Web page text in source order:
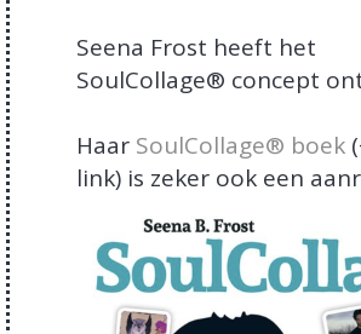
Seena Frost heeft het
SoulCollage® concept
Haar SoulCollage® boek
link) is zeker ook een